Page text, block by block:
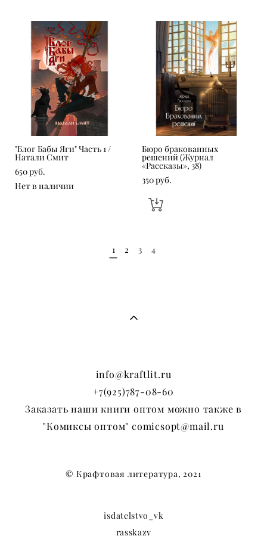
"Блог Бабы Яги" Часть 1 /
Натали Смит
650 pуб.
Нет в наличии
Бюро бракованных
решений (Журнал
«Рассказы», 38)
350 pуб.
1 2 3 4
info@kraftlit.ru
+7(925)787-08-60
Заказать наши книги оптом можно также в
"Комиксы оптом" comicsopt@mail.ru
© Крафтовая литература, 2021
isdatelstvo_vk
rasskazy